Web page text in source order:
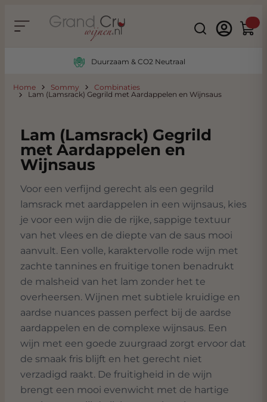
Search
Duurzaam & CO2 Neutraal
Home Sommy
Combinaties
Lam (Lamsrack) Gegrild met Aardappelen en Wijnsaus
Lam (Lamsrack) Gegrild
met Aardappelen en
Wijnsaus
Voor een verfijnd gerecht als een gegrild
lamsrack met aardappelen in een wijnsaus, kies
je voor een wijn die de rijke, sappige textuur
van het vlees en de diepte van de saus mooi
aanvult. Een volle, karaktervolle rode wijn met
zachte tannines en fruitige tonen benadrukt
de malsheid van het lam zonder het te
overheersen. Wijnen met subtiele kruidige en
aardse nuances passen perfect bij de aardse
aardappelen en de complexe wijnsaus. Een
wijn met een goede zuurgraad zorgt ervoor dat
de smaak fris blijft en het gerecht niet
verzadigd raakt. De fruitigheid in de wijn
brengt een mooi evenwicht met de hartige